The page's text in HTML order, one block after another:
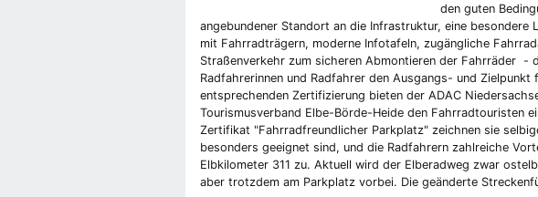
den guten
angebundener Standort an die Infrastruktur, eine
mit Fahrradträgern, moderne Infotafeln, zugängliche
Straßenverkehr zum sicheren Abmontieren der Fahrräder -
Radfahrerinnen und Radfahrer den Ausgangs- und
entsprechenden Zertifizierung bieten der ADAC
Tourismusverband Elbe-Börde-Heide den Fahrradtouristen
Zertifikat "Fahrradfreundlicher Parkplatz" zeichnen sie
besonders geeignet sind, und die Radfahrern zahlreiche
Elbkilometer 311 zu. Aktuell wird der Elberadweg zwar
aber trotzdem am Parkplatz vorbei. Die geänderte